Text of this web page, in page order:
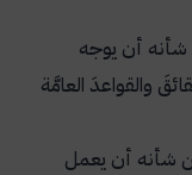
أن يوجه
والقواعدَ العامَّة
شأنه أن يعمل